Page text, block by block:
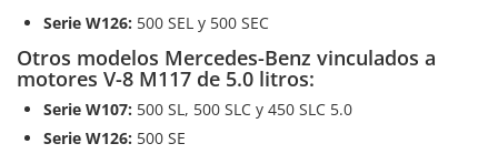
Serie W126: 500 SEL y 500 SEC
Otros modelos Mercedes-Benz vinculados a
motores V-8 M117 de 5.0 litros:
Serie W107: 500 SL, 500 SLC y 450 SLC 5.0
Serie W126: 500 SE